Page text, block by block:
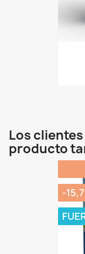
Los
producto
-